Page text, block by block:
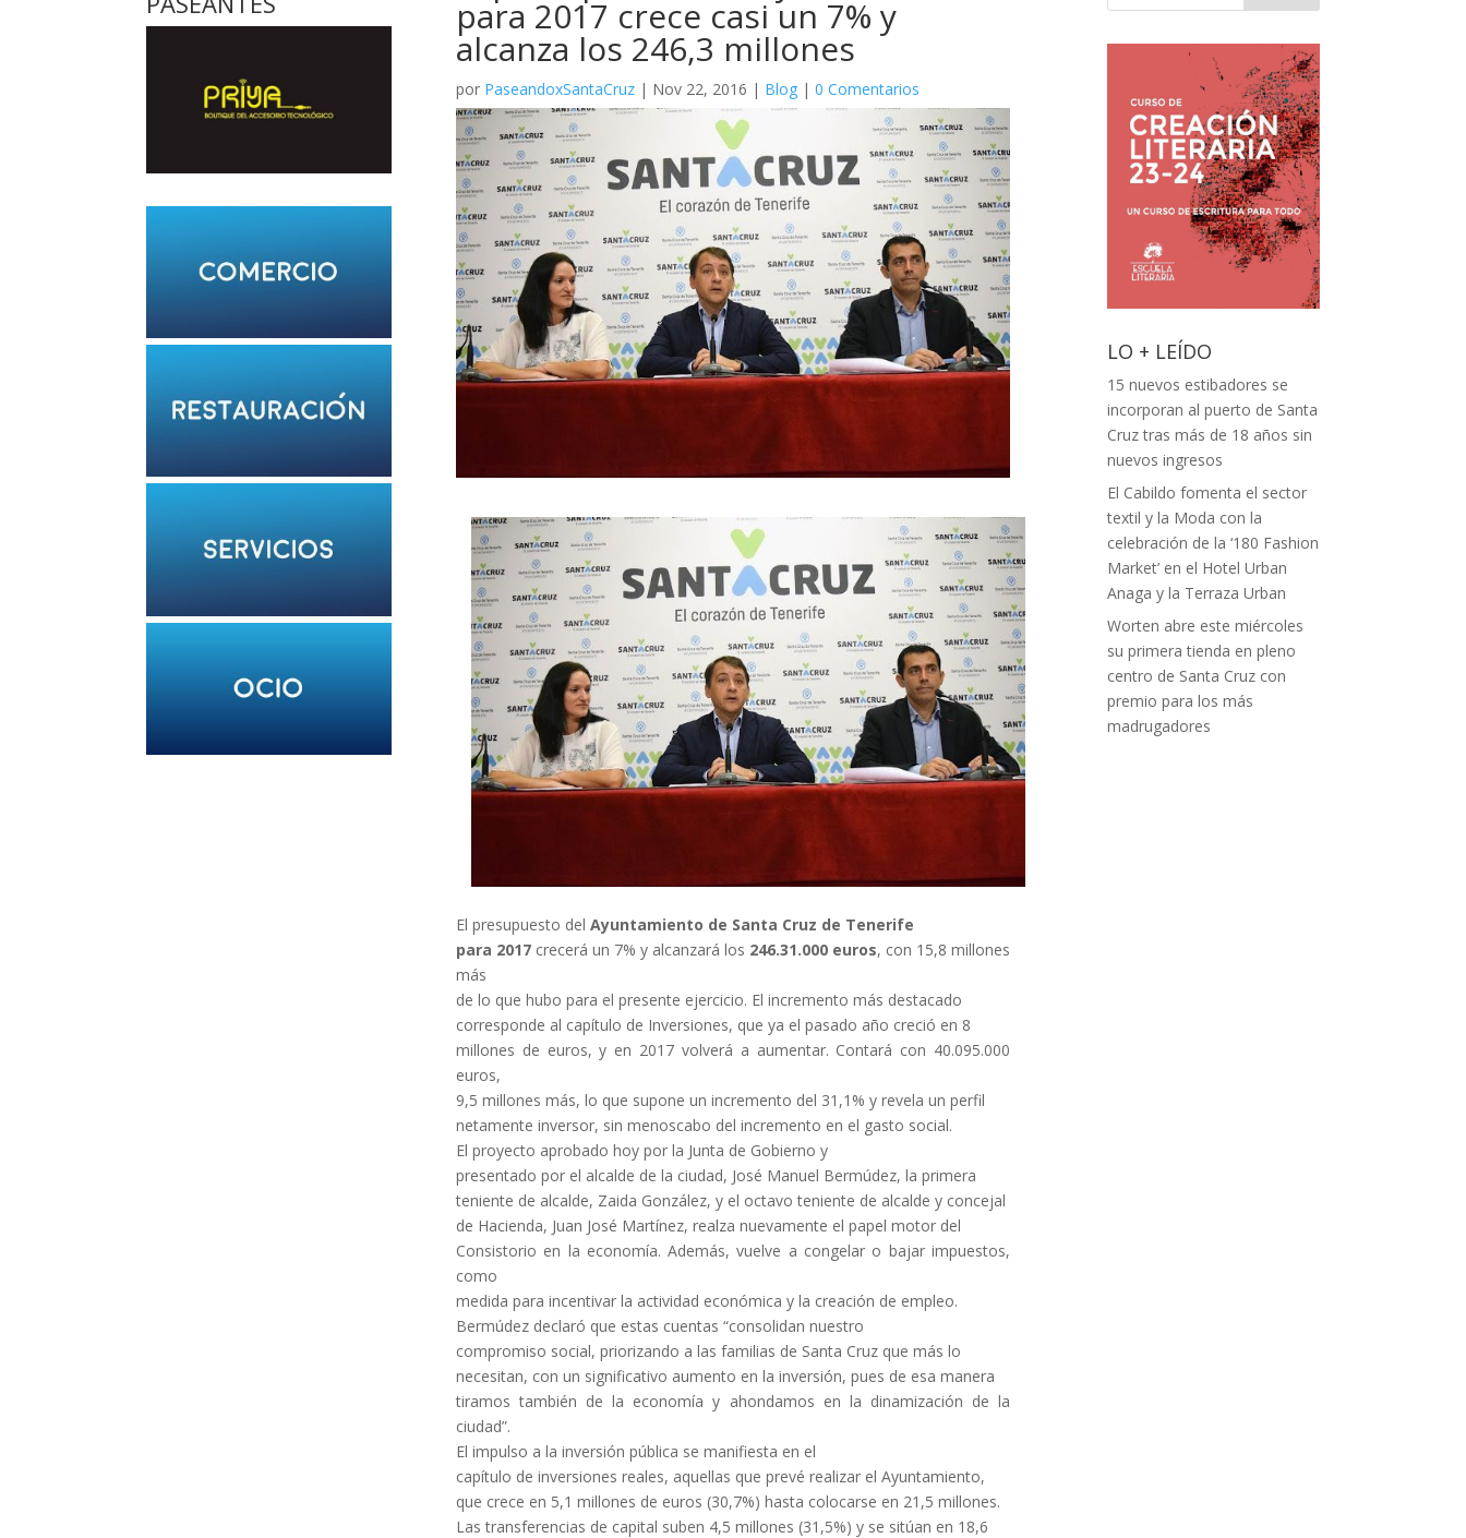
para 2017 crece casi un 7% y
alcanza los 246,3 millones
por PaseandoxSantaCruz| Nov 22, 2016 | Blog| 0 Comentarios
El presupuesto del Ayuntamiento de Santa Cruz de Tenerife
para 2017crecerá un 7% y alcanzará los 246.31.000 euros, con 15,8 millones
más
de lo que hubo para el presente ejercicio. El incremento más destacado
corresponde al capítulo de Inversiones, que ya el pasado año creció en 8
millones de euros, y en 2017 volverá a aumentar. Contará con 40.095.000
euros,
9,5 millones más, lo que supone un incremento del 31,1% y revela un perfil
netamente inversor, sin menoscabo del incremento en el gasto social.
El proyecto aprobado hoy por la Junta de Gobierno y
presentado por el alcalde de la ciudad, José Manuel Bermúdez, la primera
teniente de alcalde, Zaida González, y el octavo teniente de alcalde y concejal
de Hacienda, Juan José Martínez, realza nuevamente el papel motor del
Consistorio en la economía. Además, vuelve a congelar o bajar impuestos,
como
medida para incentivar la actividad económica y la creación de empleo.
Bermúdez declaró que estas cuentas “consolidan nuestro
compromiso social, priorizando a las familias de Santa Cruz que más lo
necesitan, con un significativo aumento en la inversión, pues de esa manera
tiramos también de la economía y ahondamos en la dinamización de la
ciudad”.
El impulso a la inversión pública se manifiesta en el
capítulo de inversiones reales, aquellas que prevé realizar el Ayuntamiento,
que crece en 5,1 millones de euros (30,7%) hasta colocarse en 21,5 millones.
Las transferencias de capital suben 4,5 millones (31,5%) y se sitúan en 18,6
LO + LEÍDO
15 nuevos estibadores se
incorporan al puerto de Santa
Cruz tras más de 18 años sin
nuevos ingresos
El Cabildo fomenta el sector
textil y la Moda con la
celebración de la ‘180 Fashion
Market’ en el Hotel Urban
Anaga y la Terraza Urban
Worten abre este miércoles
su primera tienda en pleno
centro de Santa Cruz con
premio para los más
madrugadores